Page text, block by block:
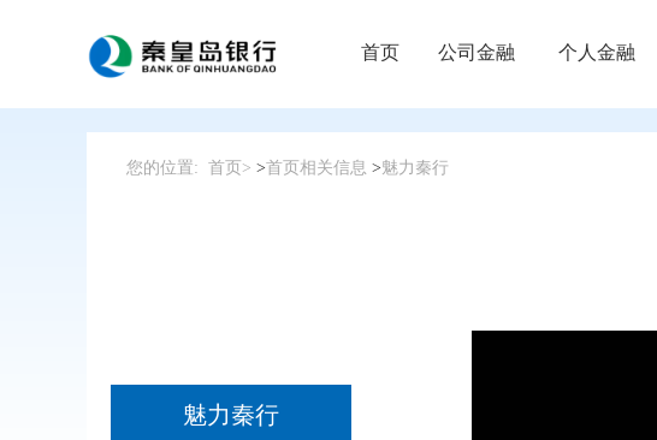
首页 公司金融 个人金融
您的位置: 首页> >首页相关信息 >魅力秦行
魅力秦行